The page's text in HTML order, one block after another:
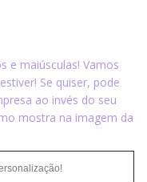
e maiúsculas! Vamos
Se quiser, pode
ao invés do seu
mostra na imagem da